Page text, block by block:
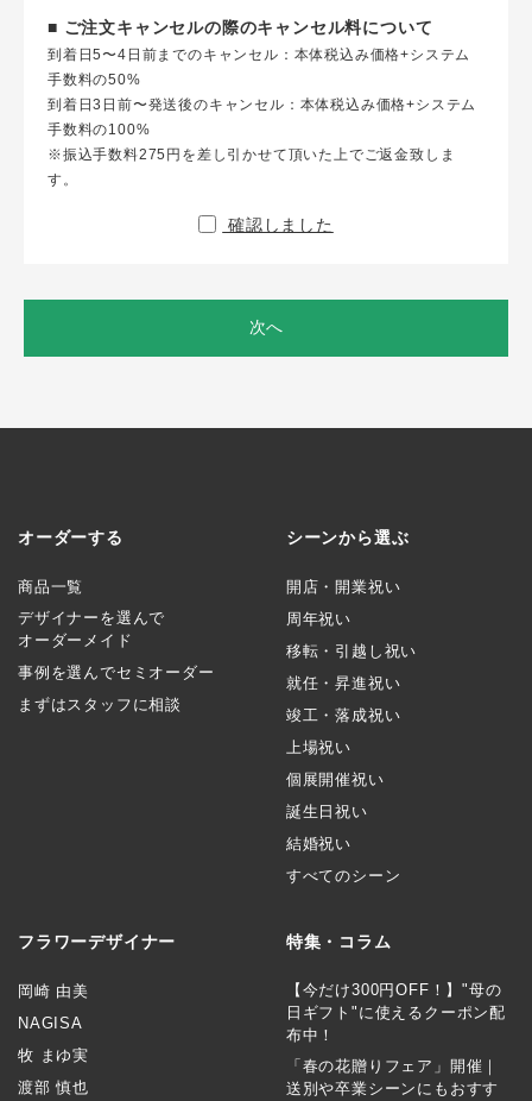
■ ご注文キャンセルの際のキャンセル料について
到着日5〜4日前までのキャンセル：本体税込み価格+システム
手数料の50%
到着日3日前〜発送後のキャンセル：本体税込み価格+システム
手数料の100%
※振込手数料275円を差し引かせて頂いた上でご返金致しま
す。
確認しました
次へ
オーダーする
商品一覧
デザイナーを選んで
オーダーメイド
事例を選んでセミオーダー
まずはスタッフに相談
シーンから選ぶ
開店・開業祝い
周年祝い
移転・引越し祝い
就任・昇進祝い
竣工・落成祝い
上場祝い
個展開催祝い
誕生日祝い
結婚祝い
すべてのシーン
フラワーデザイナー
岡崎 由美
NAGISA
牧 まゆ実
渡部 慎也
特集・コラム
【今だけ300円OFF！】"母の
日ギフト"に使えるクーポン配
布中！
「春の花贈りフェア」開催｜
送別や卒業シーンにもおすす